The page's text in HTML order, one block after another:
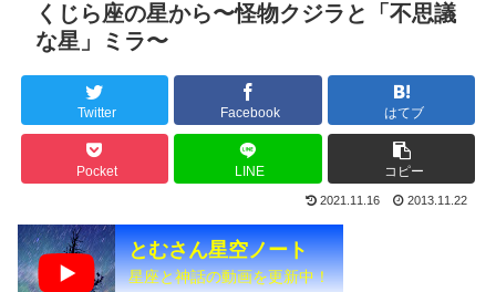
くじら座の星から〜怪物クジラと「不思議
な星」ミラ〜
Twitter Facebook はてブ
Pocket LINE コピー
2021.11.16 2013.11.22
とむさん星空ノート
星座と神話の動画を更新中！